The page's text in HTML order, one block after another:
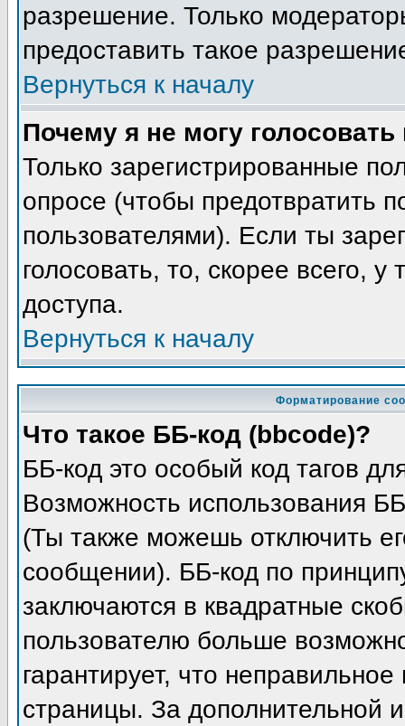
разрешение. Только
предоставить такое
Вернуться к началу
Почему я не могу голосовать
Только зарегистрированные
опросе (чтобы предотвратить
пользователями). Если ты
голосовать, то, скорее всего,
доступа.
Вернуться к началу
Форматирование
Что такое ББ-код (bbcode)?
ББ-код это особый код тагов
Возможность использования
(Ты также можешь отключить
сообщении). ББ-код по
заключаются в квадратные
пользователю больше
гарантирует, что
страницы. За дополнительной